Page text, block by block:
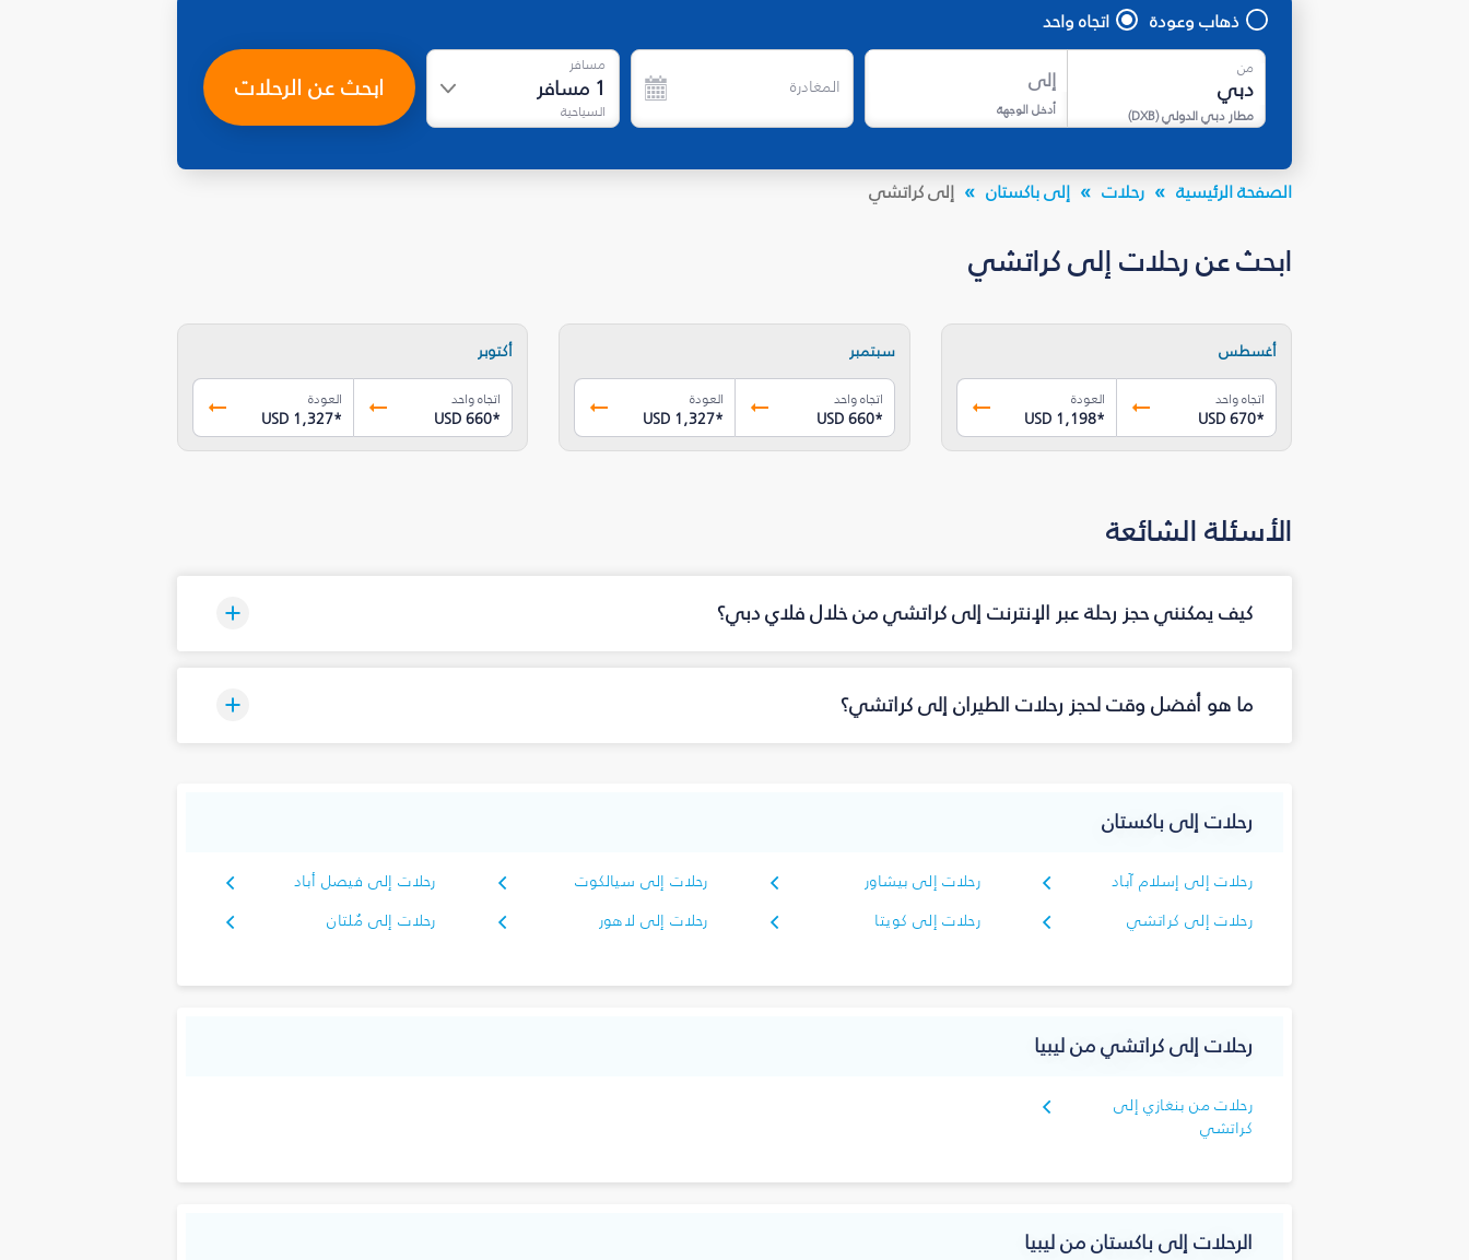
ذهاب وعودة اتجاه واحد
من
مطار دبي الدولي(
DXB
)
إلى
أدخل الوجهة
المغادرة
مسافر
1 مسافر
السياحية
ابحث عن الرحلات
الصفحة الرئيسية رحلات إلى باكستان إلى كراتشي
ابحث عن رحلات إلى كراتشي
أغسطس
اتجاه واحد
USD 670*
العودة
USD 1,198*
سبتمبر
اتجاه واحد
USD 660*
العودة
USD 1,327*
أكتوبر
اتجاه واحد
USD 660*
العودة
USD 1,327*
الأسئلة الشائعة
كيف يمكنني حجز رحلة عبر الإنترنت إلى كراتشي من خلال فلاي دبي؟
ما هو أفضل وقت لحجز رحلات الطيران إلى كراتشي؟
رحلات إلى باكستان
رحلات إلى إسلام آباد رحلات إلى بيشاور رحلات إلى سيالكوت
رحلات إلى فيصل أباد
رحلات إلى كراتشي
رحلات إلى كويتا رحلات إلى لاهور رحلات إلى مُلتان
رحلات إلى كراتشي من ليبيا
رحلات من بنغازي إلى
كراتشي
الرحلات إلى باكستان من ليبيا